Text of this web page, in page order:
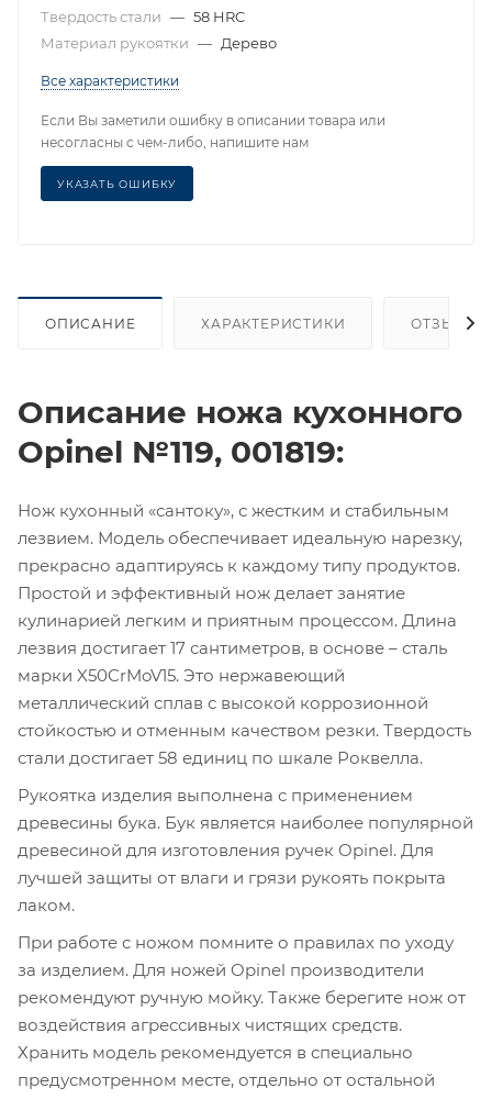
Твердость стали — 58 HRC
Материал рукоятки — Дерево
Все характеристики
Если Вы заметили ошибку в описании товара или
несогласны с чем-либо, напишите нам
УКАЗАТЬ ОШИБКУ
ОПИСАНИЕ ХАРАКТЕРИСТИКИ ОТЗЫВЫ
Описание ножа кухонного
Opinel №119, 001819:
Нож кухонный «сантоку», с жестким и стабильным
лезвием. Модель обеспечивает идеальную нарезку,
прекрасно адаптируясь к каждому типу продуктов.
Простой и эффективный нож делает занятие
кулинарией легким и приятным процессом. Длина
лезвия достигает 17 сантиметров, в основе – сталь
марки X50CrMoV15. Это нержавеющий
металлический сплав с высокой коррозионной
стойкостью и отменным качеством резки. Твердость
стали достигает 58 единиц по шкале Роквелла.
Рукоятка изделия выполнена с применением
древесины бука. Бук является наиболее популярной
древесиной для изготовления ручек Opinel. Для
лучшей защиты от влаги и грязи рукоять покрыта
лаком.
При работе с ножом помните о правилах по уходу
за изделием. Для ножей Opinel производители
рекомендуют ручную мойку. Также берегите нож от
воздействия агрессивных чистящих средств.
Хранить модель рекомендуется в специально
предусмотренном месте, отдельно от остальной